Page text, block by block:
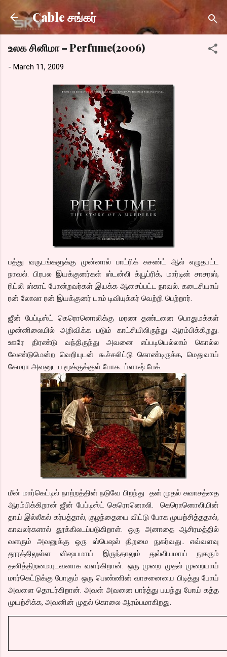
Skip to main content
Cable சங்கர்
உலக சினிமா – Perfume(2006)
- March 11, 2009
பத்து வருடங்களுக்கு முன்னால் பாட்ரிக் சுசண்ட் ஆல் எழுதபட்ட
நாவல். பிரபல இயக்குனர்கள் ஸ்டன்லி க்யூப்ரிக், மார்டின் சாசரஸ்,
ரிட்லி ஸ்காட் போன்றவர்கள் இயக்க ஆசைப்பட்ட நாவல். கடைசியாய்
ரன் லோலா ரன் இயக்குனர் டாம் டிவியுக்கர் வெற்றி பெற்றார்.
ஜீன் பேப்டிஸ்ட் கெரொனொலிக்கு மரண தண்டனை பொதுமக்கள்
முன்னிலையில் அறிவிக்க படும் காட்சியிலிருந்து ஆரம்பிக்கிறது.
ஊரே திரண்டு வந்திருந்து அவனை எப்படியெல்லாம் கொல்ல
வேண்டுமென்ற வெறியுடன் கூச்சலிட்டு கொண்டிருக்க, மெதுவாய்
கேமரா அவனுடய மூக்குக்குள் போக.. ப்ளாஷ் பேக்.
மீன் மார்கெட்டில் நாற்றத்தின் நடுவே பிறந்து தன் முதல் சுவாசத்தை
ஆரம்பிக்கிறான் ஜீன் பேப்டிஸ்ட் கெரொனொலி. கெரொனொலியின்
தாய் இல்லீகல் கர்பத்தால், குழந்தையை விட்டு போக முயற்சித்ததால்,
காவலர்களால் தூக்கிலடப்படுகிறாள். ஒரு அனாதை ஆசிரமத்தில்
வளரும் அவனுக்கு ஒரு ஸ்பெஷல் திறமை நுகர்வது.. எவ்வளவு
தூரத்திலுள்ள விஷயமாய் இருந்தாலும் துல்லியமாய் நுகரும்
தனித்திறமையுடவனாக வளர்கிறான். ஒரு முறை முதல் முறையாய்
மார்கெட்டுக்கு போகும் ஒரு பெண்ணின் வாசனையை பிடித்து போய்
அவளை தொடர்கிறான். அவள் அவனை பார்த்து பயந்து போய் கத்த
முயற்சிக்க, அவனின் முதல் கொலை ஆரம்பமாகிறது.